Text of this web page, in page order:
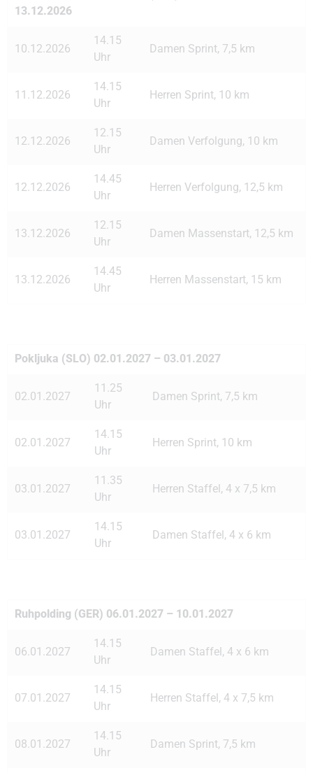
13.12.2026
10.12.2026
14.15
Uhr
Damen Sprint, 7,5 km
11.12.2026
14.15
Uhr
Herren Sprint, 10 km
12.12.2026
12.15
Uhr
Damen Verfolgung, 10 km
12.12.2026
14.45
Uhr
Herren Verfolgung, 12,5 km
13.12.2026
12.15
Uhr
Damen Massenstart, 12,5 km
13.12.2026
14.45
Uhr
Herren Massenstart, 15 km
Pokljuka (SLO) 02.01.2027 – 03.01.2027
02.01.2027
11.25
Uhr
Damen Sprint, 7,5 km
02.01.2027
14.15
Uhr
Herren Sprint, 10 km
03.01.2027
11.35
Uhr
Herren Staffel, 4 x 7,5 km
03.01.2027
14.15
Uhr
Damen Staffel, 4 x 6 km
Ruhpolding (GER) 06.01.2027 – 10.01.2027
06.01.2027
14.15
Uhr
Damen Staffel, 4 x 6 km
07.01.2027
14.15
Uhr
Herren Staffel, 4 x 7,5 km
08.01.2027
14.15
Uhr
Damen Sprint, 7,5 km